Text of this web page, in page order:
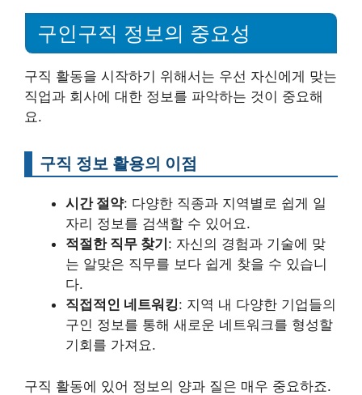
구인구직 정보의 중요성
구직 활동을 시작하기 위해서는 우선 자신에게 맞는
직업과 회사에 대한 정보를 파악하는 것이 중요해
요.
구직 정보 활용의 이점
시간 절약: 다양한 직종과 지역별로 쉽게 일
자리 정보를 검색할 수 있어요.
적절한 직무 찾기 : 자신의 경험과 기술에 맞
는 알맞은 직무를 보다 쉽게 찾을 수 있습니
다.
직접적인 네트워킹: 지역 내 다양한 기업들의
구인 정보를 통해 새로운 네트워크를 형성할
기회를 가져요.
구직 활동에 있어 정보의 양과 질은 매우 중요하죠.